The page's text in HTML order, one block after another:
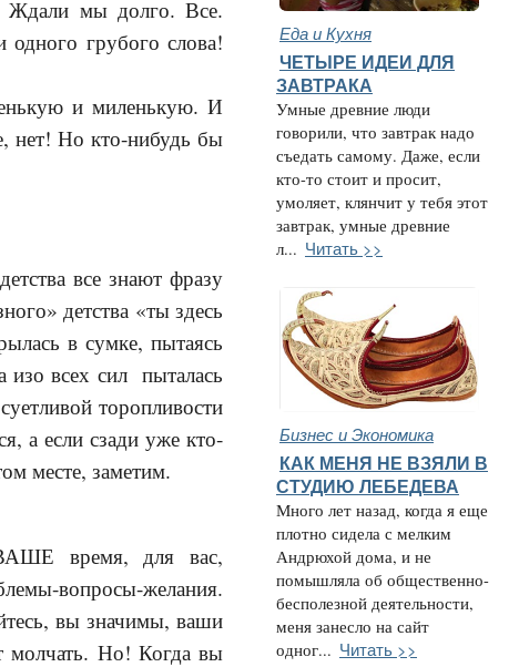
Ждали мы долго. Все.
одного грубого слова!
и миленькую. И
нет! Но кто-нибудь бы
все знают фразу
детства «ты здесь
в сумке, пытаясь
изо всех сил пыталась
торопливости
а если сзади уже кто-
месте, заметим.
время, для вас,
вопросы-желания.
вы значимы, ваши
молчать. Но! Когда вы
Еда и Кухня
ЧЕТЫРЕ ИДЕИ ДЛЯ
ЗАВТРАКА
Умные древние люди
говорили, что завтрак надо
съедать самому. Даже, если
кто-то стоит и просит,
умоляет, клянчит у тебя этот
завтрак, умные древние
л... Читать >>
Бизнес и Экономика
КАК МЕНЯ НЕ ВЗЯЛИ В
СТУДИЮ ЛЕБЕДЕВА
Много лет назад, когда я еще
плотно сидела с мелким
Андрюхой дома, и не
помышляла об общественно-
бесполезной деятельности,
меня занесло на сайт
одног... Читать >>